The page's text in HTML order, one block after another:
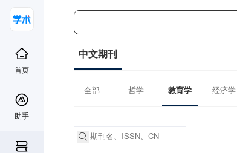
首页
助手
中文期刊
全部 哲学 教育学 经济学